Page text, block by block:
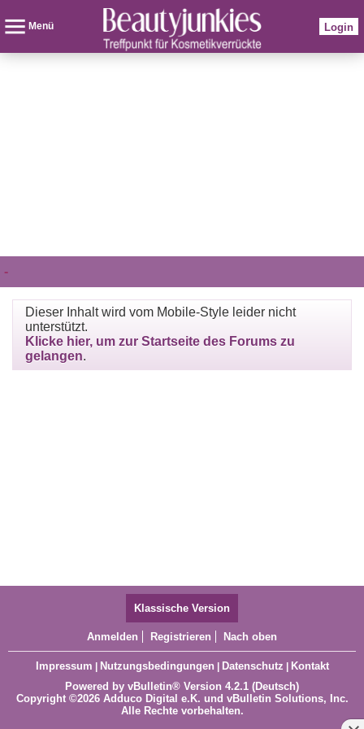
Menü Login
-
Dieser Inhalt wird vom Mobile-Style leider nicht
unterstützt.
Klicke hier, um zur Startseite des Forums zu
gelangen.
Klassische Version
Anmelden Registrieren Nach oben
Impressum | Nutzungsbedingungen | Datenschutz | Kontakt
Powered by vBulletin® Version 4.2.1 (Deutsch)
Copyright ©2026 Adduco Digital e.K. und vBulletin Solutions, Inc.
Alle Rechte vorbehalten.